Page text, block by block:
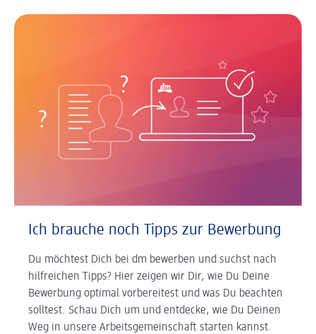
Ich brauche noch Tipps zur Bewerbung
Du möchtest Dich bei dm bewerben und suchst nach
hilfreichen Tipps? Hier zeigen wir Dir, wie Du Deine
Bewerbung optimal vorbereitest und was Du beachten
solltest. Schau Dich um und entdecke, wie Du Deinen
Weg in unsere Arbeitsgemeinschaft starten kannst.